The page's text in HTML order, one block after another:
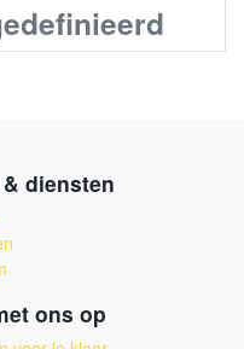
diensten
ons op